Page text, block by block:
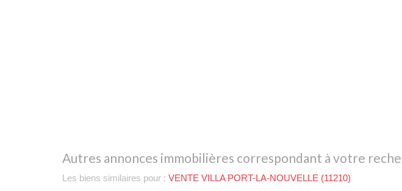
autres annonces immobilières correspondant à votre
Les biens similaires pour : VENTE VILLA PORT-LA-NOUVELLE (11210)